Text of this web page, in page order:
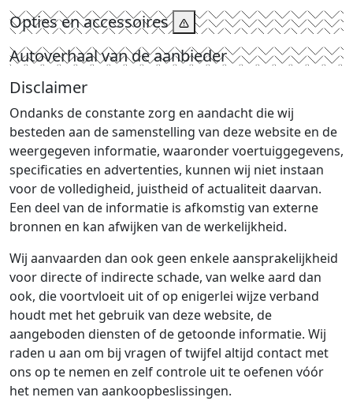
Opties en accessoires
Autoverhaal van de aanbieder
Disclaimer
Ondanks de constante zorg en aandacht die wij
besteden aan de samenstelling van deze website en de
weergegeven informatie, waaronder voertuiggegevens,
specificaties en advertenties, kunnen wij niet instaan
voor de volledigheid, juistheid of actualiteit daarvan.
Een deel van de informatie is afkomstig van externe
bronnen en kan afwijken van de werkelijkheid.
Wij aanvaarden dan ook geen enkele aansprakelijkheid
voor directe of indirecte schade, van welke aard dan
ook, die voortvloeit uit of op enigerlei wijze verband
houdt met het gebruik van deze website, de
aangeboden diensten of de getoonde informatie. Wij
raden u aan om bij vragen of twijfel altijd contact met
ons op te nemen en zelf controle uit te oefenen vóór
het nemen van aankoopbeslissingen.